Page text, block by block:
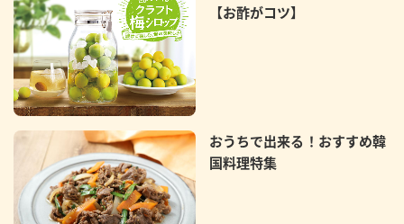
【お酢がコツ】
おうちで出来る！おすすめ韓
国料理特集